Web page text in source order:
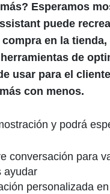
Esperamos
puede
en la tienda,
de
usar para el
con menos.
y podrá
conversación para
ayudar
personalizada en